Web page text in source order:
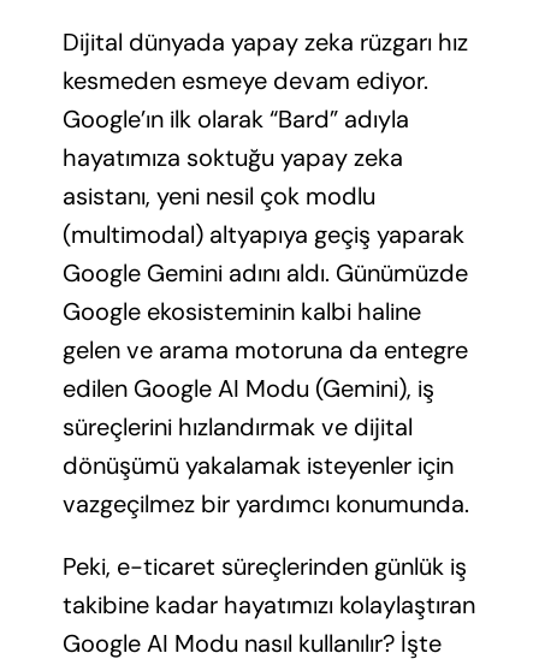
Dijital dünyada yapay zeka rüzgarı hız
kesmeden esmeye devam ediyor.
Google’ın ilk olarak “Bard” adıyla
hayatımıza soktuğu yapay zeka
asistanı, yeni nesil çok modlu
(multimodal) altyapıya geçiş yaparak
Google Gemini adını aldı. Günümüzde
Google ekosisteminin kalbi haline
gelen ve arama motoruna da entegre
edilen Google AI Modu (Gemini), iş
süreçlerini hızlandırmak ve dijital
dönüşümü yakalamak isteyenler için
vazgeçilmez bir yardımcı konumunda.
Peki, e-ticaret süreçlerinden günlük iş
takibine kadar hayatımızı kolaylaştıran
Google AI Modu nasıl kullanılır? İşte